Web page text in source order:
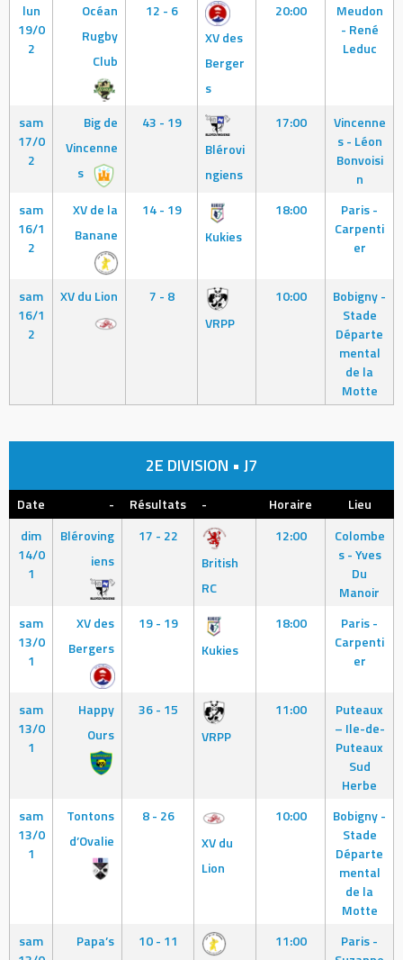
lun
19/0
2
Océan
Rugby
Club
12 - 6
XV des
Berger
s
20:00
Meudon
- René
Leduc
sam
17/0
2
Big de
Vincenne
s
43 - 19
Blérovi
ngiens
17:00
Vincenne
s - Léon
Bonvoisi
n
sam
16/1
2
XV de la
Banane
14 - 19
Kukies
18:00
Paris -
Carpenti
er
sam
16/1
2
XV du Lion
7 - 8
VRPP
10:00
Bobigny -
Stade
Départe
mental
de la
Motte
2E DIVISION • J7
Date - Résultats - Horaire
Lieu
dim
14/0
1
Bléroving
iens
17 - 22
British
RC
12:00
Colombe
s - Yves
Du
Manoir
sam
13/0
1
XV des
Bergers
19 - 19
Kukies
18:00
Paris -
Carpenti
er
sam
13/0
1
Happy
Ours
36 - 15
VRPP
11:00
Puteaux
– Ile-de-
Puteaux
Sud
Herbe
sam
13/0
1
Tontons
d’Ovalie
8 - 26
XV du
Lion
10:00
Bobigny -
Stade
Départe
mental
de la
Motte
sam
Papa’s
10 - 11
11:00
Paris -